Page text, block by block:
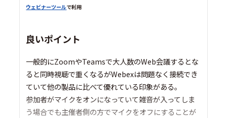
ウェビナーツールで利用
良いポイント
一般的にZoomやTeamsで大人数のWeb会議するとな
ると同時視聴で重くなるがWebexは問題なく接続でき
ていて他の製品に比べて優れている印象がある。
参加者がマイクをオンになっていて雑音が入ってしま
う場合でも主催者側の方でマイクをオフにすることが